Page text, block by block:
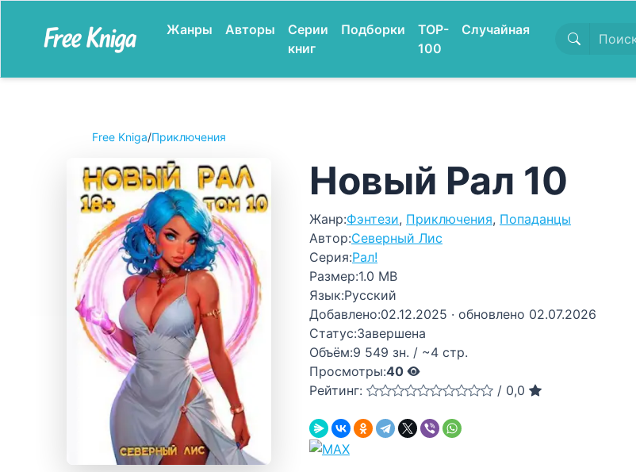
Жанры Авторы
Серии
книг
Подборки
TOP-
100
Случайная
Free Kniga/Приключения
Новый Рал 10
Жанр:Фэнтези, Приключения, Попаданцы
Автор:Северный Лис
Серия:Рал!
Размер:1.0 MB
Язык:Русский
Добавлено:02.12.2025 · обновлено 02.07.2026
Статус:Завершена
Объём:9 549 зн. / ~4 стр.
Просмотры:40
Рейтинг:
/ 0,0